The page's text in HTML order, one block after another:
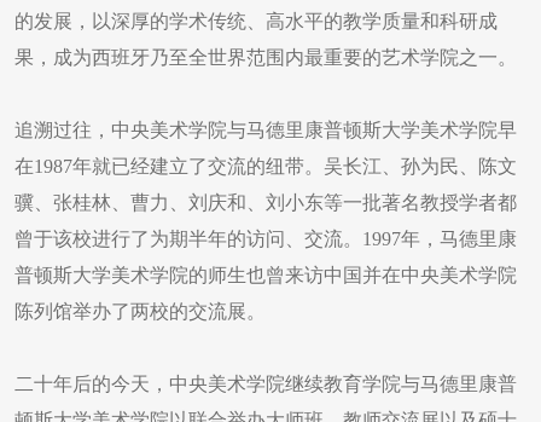
的发展，以深厚的学术传统、高水平的教学质量和科研成
果，成为西班牙乃至全世界范围内最重要的艺术学院之一。
追溯过往，中央美术学院与马德里康普顿斯大学美术学院早
在1987年就已经建立了交流的纽带。吴长江、孙为民、陈文
骥、张桂林、曹力、刘庆和、刘小东等一批著名教授学者都
曾于该校进行了为期半年的访问、交流。1997年，马德里康
普顿斯大学美术学院的师生也曾来访中国并在中央美术学院
陈列馆举办了两校的交流展。
二十年后的今天，中央美术学院继续教育学院与马德里康普